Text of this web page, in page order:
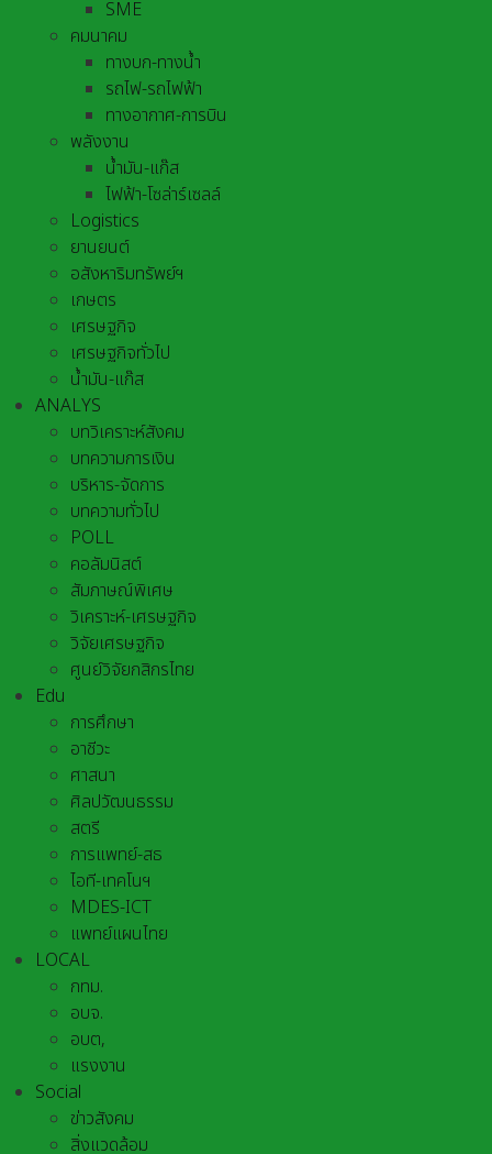
SME
คมนาคม
ทางบก-ทางน้ำ
รถไฟ-รถไฟฟ้า
ทางอากาศ-การบิน
พลังงาน
น้ำมัน-แก๊ส
ไฟฟ้า-โซล่าร์เซลล์
Logistics
ยานยนต์
อสังหาริมทรัพย์ฯ
เกษตร
เศรษฐกิจ
เศรษฐกิจทั่วไป
น้ำมัน-แก๊ส
ANALYS
บทวิเคราะห์สังคม
บทความการเงิน
บริหาร-จัดการ
บทความทั่วไป
POLL
คอลัมนิสต์
สัมภาษณ์พิเศษ
วิเคราะห์-เศรษฐกิจ
วิจัยเศรษฐกิจ
ศูนย์วิจัยกสิกรไทย
Edu
การศึกษา
อาชีวะ
ศาสนา
ศิลปวัฒนธรรม
สตรี
การแพทย์-สธ
ไอที-เทคโนฯ
MDES-ICT
แพทย์แผนไทย
LOCAL
กทม.
อบจ.
อบต,
แรงงาน
Social
ข่าวสังคม
สิ่งแวดล้อม